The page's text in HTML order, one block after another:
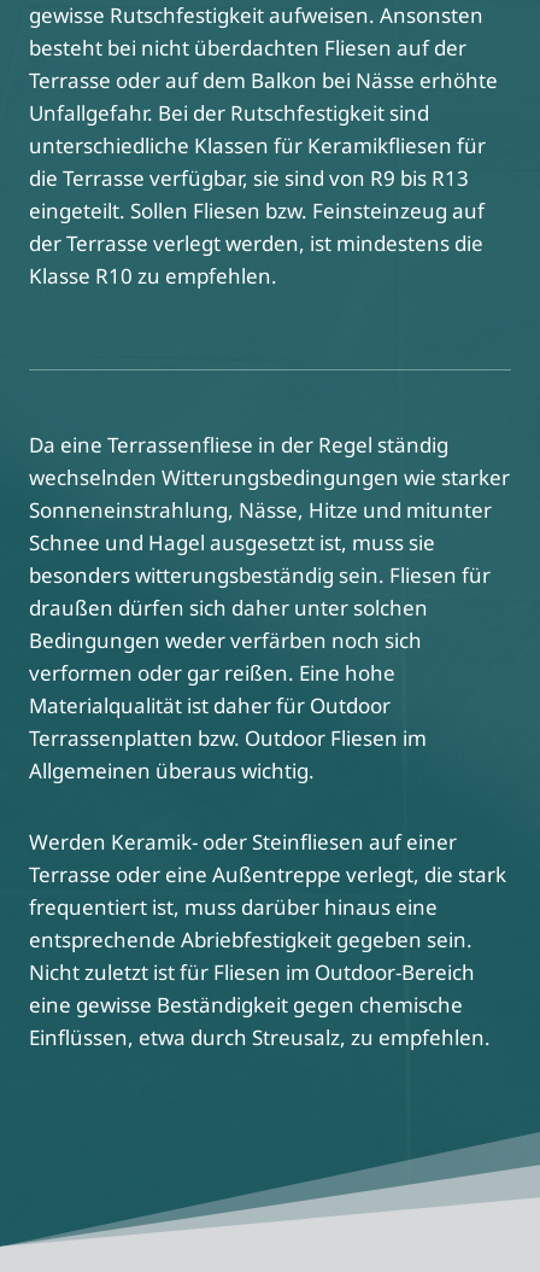
gewisse Rutschfestigkeit aufweisen. Ansonsten
besteht bei nicht überdachten Fliesen auf der
Terrasse oder auf dem Balkon bei Nässe erhöhte
Unfallgefahr. Bei der Rutschfestigkeit sind
unterschiedliche Klassen für Keramikfliesen für
die Terrasse verfügbar, sie sind von R9 bis R13
eingeteilt. Sollen Fliesen bzw. Feinsteinzeug auf
der Terrasse verlegt werden, ist mindestens die
Klasse R10 zu empfehlen.
Da eine Terrassenfliese in der Regel ständig
wechselnden Witterungsbedingungen wie starker
Sonneneinstrahlung, Nässe, Hitze und mitunter
Schnee und Hagel ausgesetzt ist, muss sie
besonders witterungsbeständig sein. Fliesen für
draußen dürfen sich daher unter solchen
Bedingungen weder verfärben noch sich
verformen oder gar reißen. Eine hohe
Materialqualität ist daher für Outdoor
Terrassenplatten bzw. Outdoor Fliesen im
Allgemeinen überaus wichtig.
Werden Keramik- oder Steinfliesen auf einer
Terrasse oder eine Außentreppe verlegt, die stark
frequentiert ist, muss darüber hinaus eine
entsprechende Abriebfestigkeit gegeben sein.
Nicht zuletzt ist für Fliesen im Outdoor-Bereich
eine gewisse Beständigkeit gegen chemische
Einflüssen, etwa durch Streusalz, zu empfehlen.